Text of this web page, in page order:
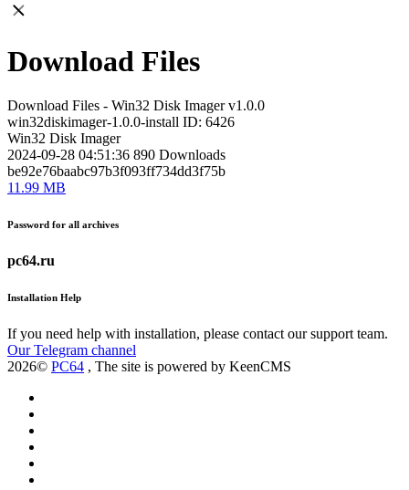
Download Files
Download Files - Win32 Disk Imager v1.0.0
win32diskimager-1.0.0-install ID: 6426
Win32 Disk Imager
2024-09-28 04:51:36 890 Downloads
be92e76baabc97b3f093ff734dd3f75b
11.99 MB
Password for all archives
pc64.ru
Installation Help
If you need help with installation, please contact our support team.
Our Telegram channel
2026© PC64 , The site is powered by KeenCMS